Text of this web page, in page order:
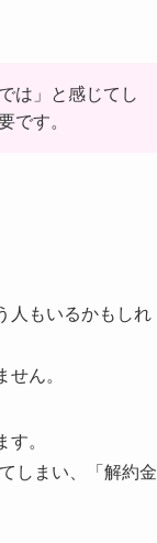
は」と感じてし
です。
人もいるかもしれ
ん。
。
しまい、「解約金